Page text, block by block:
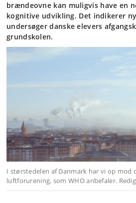
brændeovne kan muligvis have en
kognitive udvikling. Det indikerer
undersøger danske elevers
grundskolen.
I størstedelen af Danmark har vi op mod
luftforurening, som WHO anbefaler.